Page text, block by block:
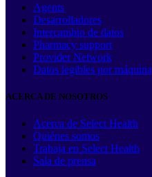
Agents
Desarrolladores
Intercambio de datos
Pharmacy support
Provider Network
Datos legibles por máquina
ACERCA DE NOSOTROS
Acerca de Select Health
Quiénes somos
Trabaja en Select Health
Sala de prensa